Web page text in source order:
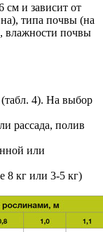
см и зависит от
типа почвы (на
влажности почвы
4). На выбор
рассада, полив
или
8 кг или 3-5 кг)